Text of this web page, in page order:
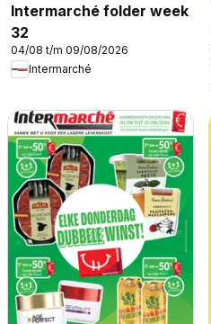
Intermarché folder week
32
04/08 t/m 09/08/2026
Intermarché